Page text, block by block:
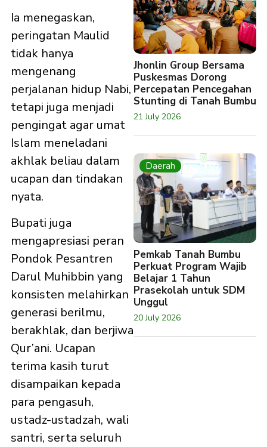
Ia menegaskan,
peringatan Maulid
tidak hanya
mengenang
perjalanan hidup Nabi,
tetapi juga menjadi
pengingat agar umat
Islam meneladani
akhlak beliau dalam
ucapan dan tindakan
nyata.
Bupati juga
mengapresiasi peran
Pondok Pesantren
Darul Muhibbin yang
konsisten melahirkan
generasi berilmu,
berakhlak, dan berjiwa
Qur’ani. Ucapan
terima kasih turut
disampaikan kepada
para pengasuh,
ustadz-ustadzah, wali
santri, serta seluruh
Jhonlin Group Bersama
Puskesmas Dorong
Percepatan Pencegahan
Stunting di Tanah Bumbu
21 July 2026
Daerah
Pemkab Tanah Bumbu
Perkuat Program Wajib
Belajar 1 Tahun
Prasekolah untuk SDM
Unggul
20 July 2026